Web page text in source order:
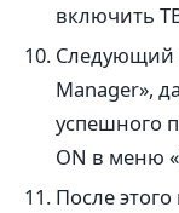
включить
Следующий
Manager»,
успешного
ON в меню
После